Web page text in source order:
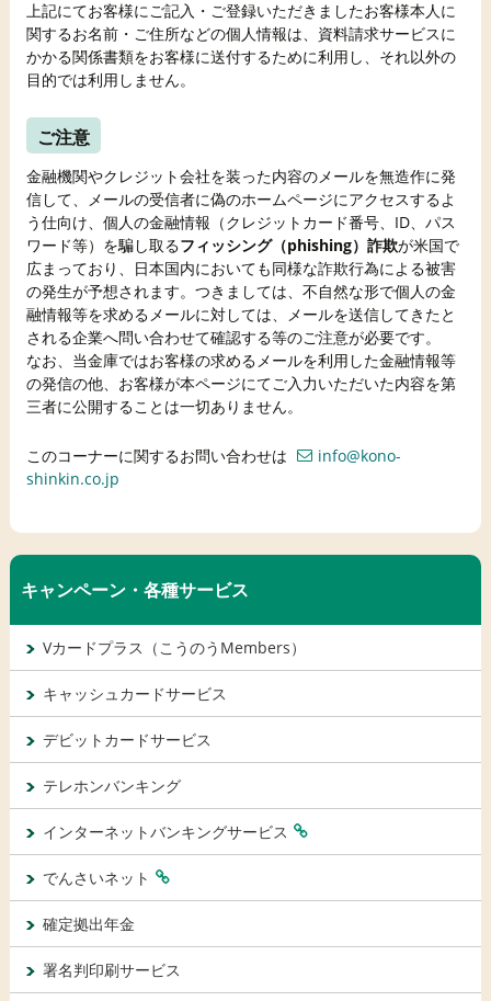
上記にてお客様にご記入・ご登録いただきましたお客様本人に
関するお名前・ご住所などの個人情報は、資料請求サービスに
かかる関係書類をお客様に送付するために利用し、それ以外の
目的では利用しません。
ご注意
金融機関やクレジット会社を装った内容のメールを無造作に発
信して、メールの受信者に偽のホームページにアクセスするよ
う仕向け、個人の金融情報（クレジットカード番号、ID、パス
ワード等）を騙し取るフィッシング（phishing）詐欺が米国で
広まっており、日本国内においても同様な詐欺行為による被害
の発生が予想されます。つきましては、不自然な形で個人の金
融情報等を求めるメールに対しては、メールを送信してきたと
される企業へ問い合わせて確認する等のご注意が必要です。
なお、当金庫ではお客様の求めるメールを利用した金融情報等
の発信の他、お客様が本ページにてご入力いただいた内容を第
三者に公開することは一切ありません。
このコーナーに関するお問い合わせは
info@kono-
shinkin.co.jp
キャンペーン・各種サービス
Vカードプラス（こうのうMembers）
キャッシュカードサービス
デビットカードサービス
テレホンバンキング
インターネットバンキングサービス
でんさいネット
確定拠出年金
署名判印刷サービス